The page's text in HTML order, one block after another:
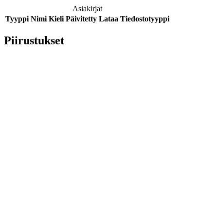
Asiakirjat
Tyyppi Nimi Kieli Päivitetty Lataa Tiedostotyyppi
Piirustukset